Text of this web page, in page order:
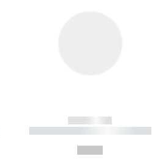
------------
----------- ----------- ----------